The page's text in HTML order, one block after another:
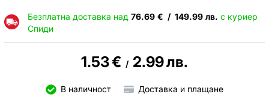
Безплатна доставка над 76.69 € / 149.99 лв. с куриер
Спиди
1.53€ / 2.99лв.
В наличност Доставка и плащане